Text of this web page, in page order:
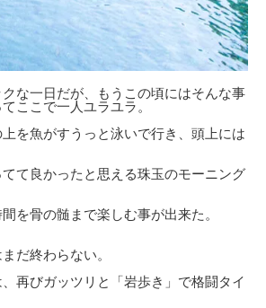
な一日だが、もうこの頃にはそんな事
ここで一人ユラユラ。
を魚がすうっと泳いで行き、頭上には
て良かったと思える珠玉のモーニング
を骨の髄まで楽しむ事が出来た。
だ終わらない。
再びガッツリと「岩歩き」で格闘タイ